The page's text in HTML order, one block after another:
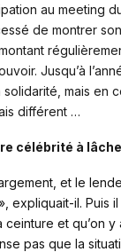
au meeting
de montrer
Jusqu’à
solidarité, mais en
différent …
célébrité à
et le
expliquait-il. Puis il
ceinture et qu’on
pas que la